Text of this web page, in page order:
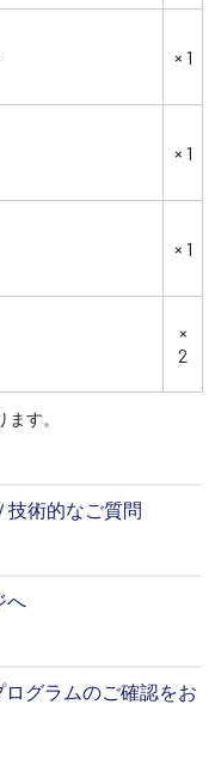
× 1
× 1
× 1
×
2
す。
技術的なご質問
へ
グラムのご確認をお